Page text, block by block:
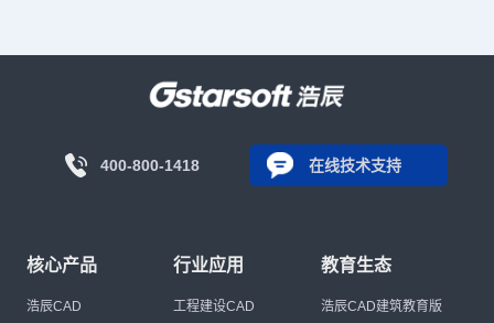
400-800-1418 在线技术支持
核心产品
浩辰CAD
行业应用
工程建设CAD
教育生态
浩辰CAD建筑教育版